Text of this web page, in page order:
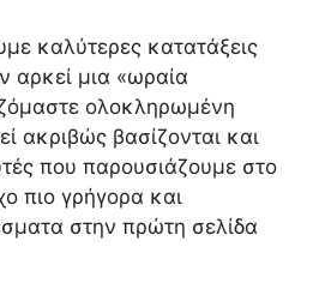
καλύτερες κατατάξεις
αρκεί μια «ωραία
ολοκληρωμένη
ακριβώς βασίζονται και
που παρουσιάζουμε στο
πιο γρήγορα και
στην πρώτη σελίδα